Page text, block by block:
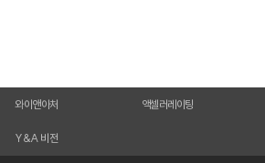
와이앤아처 액셀러레이팅
Y&A 비전